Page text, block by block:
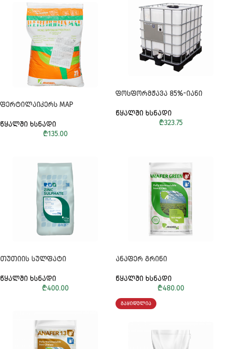
ᲤᲔᲠᲢᲘᲚᲐᲘᲙᲔᲠᲡ MAP
ᲬᲧᲐᲚᲨᲘ ᲮᲡᲜᲐᲓᲘ
₾135.00
ᲤᲝᲡᲤᲝᲠᲛᲟᲐᲕᲐ 85%-ᲘᲐᲜᲘ
ᲬᲧᲐᲚᲨᲘ ᲮᲡᲜᲐᲓᲘ
₾323.75
ᲗᲣᲗᲘᲘᲡ ᲡᲣᲚᲤᲐᲢᲘ
ᲬᲧᲐᲚᲨᲘ ᲮᲡᲜᲐᲓᲘ
₾400.00
ᲐᲜᲐᲤᲔᲠ ᲒᲠᲘᲜᲘ
ᲬᲧᲐᲚᲨᲘ ᲮᲡᲜᲐᲓᲘ
₾480.00
ᲒᲐᲧᲘᲓᲣᲚᲘᲐ